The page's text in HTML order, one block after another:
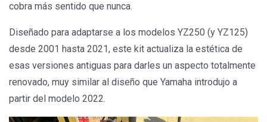
cobra más sentido que nunca.
Diseñado para adaptarse a los modelos YZ250 (y YZ125)
desde 2001 hasta 2021, este kit actualiza la estética de
esas versiones antiguas para darles un aspecto totalmente
renovado, muy similar al diseño que Yamaha introdujo a
partir del modelo 2022.